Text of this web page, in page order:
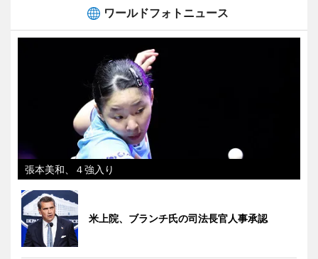
ワールドフォトニュース
張本美和、４強入り
米上院、ブランチ氏の司法長官人事承認